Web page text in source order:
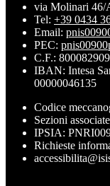
via Molinari 46/
Tel: +39 0434
Email:
PEC:
C.F.:
IBAN: Intesa
00000046135
Codice
Sezioni
IPSIA:
Richieste